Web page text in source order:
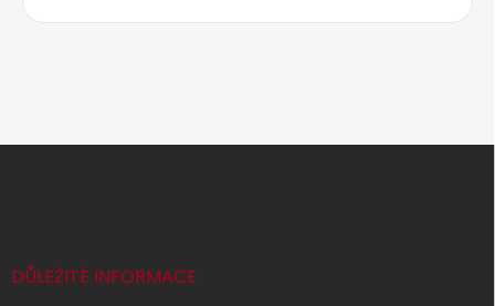
Z
DŮLEŽITÉ INFORMACE